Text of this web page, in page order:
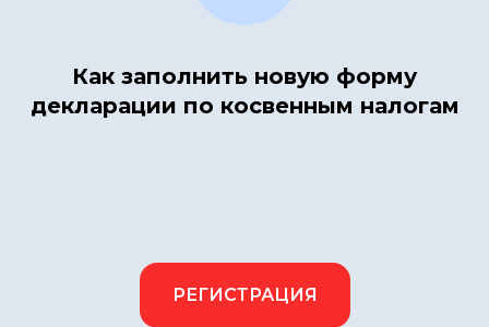
Как заполнить новую форму
декларации по косвенным налогам
РЕГИСТРАЦИЯ